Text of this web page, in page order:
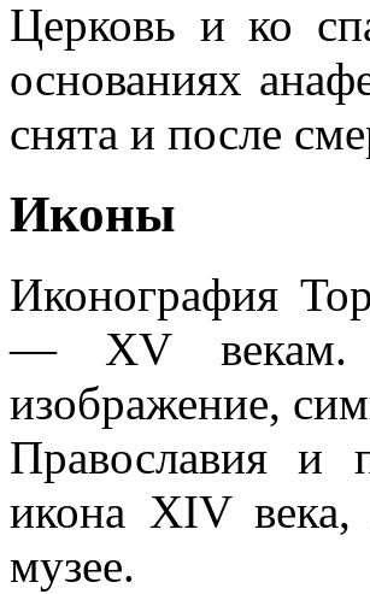
Церковь и ко
основаниях
снята и после
Иконы
Иконография
— XV векам.
изображение,
Православия и
икона XIV
музее.